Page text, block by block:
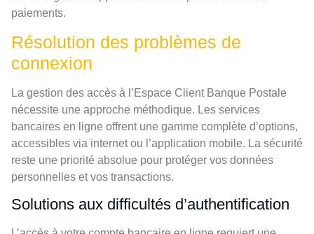
paiements.
Résolution des problèmes de
connexion
La gestion des accès à l’Espace Client Banque Postale
nécessite une approche méthodique. Les services
bancaires en ligne offrent une gamme complète d’options,
accessibles via internet ou l’application mobile. La sécurité
reste une priorité absolue pour protéger vos données
personnelles et vos transactions.
Solutions aux difficultés d’authentification